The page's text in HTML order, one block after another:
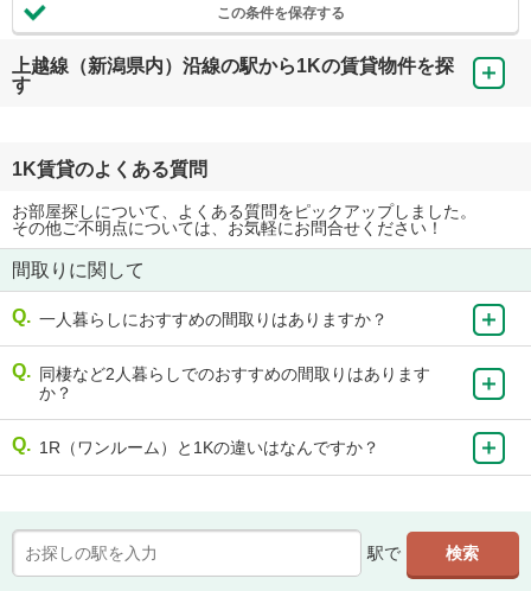
この条件を保存する
上越線（新潟県内）沿線の駅から1Kの賃貸物件を探
す
1K賃貸のよくある質問
お部屋探しについて、よくある質問をピックアップしました。
その他ご不明点については、お気軽にお問合せください！
間取りに関して
一人暮らしにおすすめの間取りはありますか？
同棲など2人暮らしでのおすすめの間取りはあります
か？
1R（ワンルーム）と1Kの違いはなんですか？
駅で